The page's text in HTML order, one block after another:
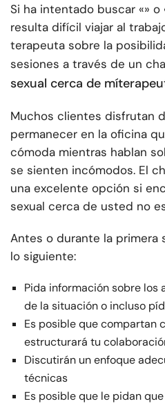
Si ha intentado buscar «»
resulta difícil viajar al
terapeuta sobre la
sesiones a través de un
sexual cerca de mí
Muchos clientes disfrutan
permanecer en la oficina
cómoda mientras hablan
se sienten incómodos. El
una excelente opción si
sexual cerca de usted no
Antes o durante la primera
lo siguiente:
Pida información sobre
de la situación o incluso
Es posible que compartan
estructurará tu
Discutirán un enfoque
técnicas
Es posible que le pidan